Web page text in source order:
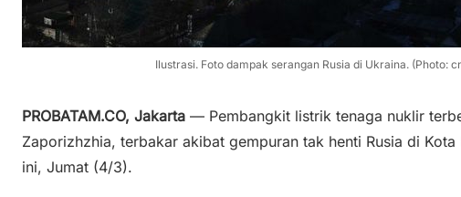
Ilustrasi. Foto dampak serangan Rusia di Ukraina. (Photo:
PROBATAM.CO, Jakarta — Pembangkit listrik tenaga nuklir
Zaporizhzhia, terbakar akibat gempuran tak henti Rusia di
ini, Jumat (4/3).